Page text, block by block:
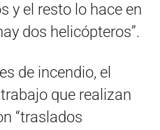
y el resto lo hace en
dos helicópteros”.
de incendio, el
que realizan
“traslados